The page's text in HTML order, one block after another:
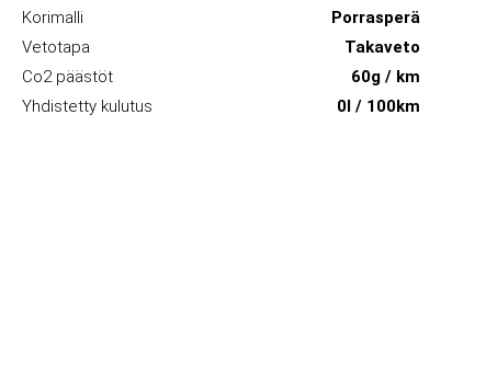
Korimalli
Porrasperä
Vetotapa
Takaveto
Co2 päästöt
60g / km
Yhdistetty kulutus
0l / 100km